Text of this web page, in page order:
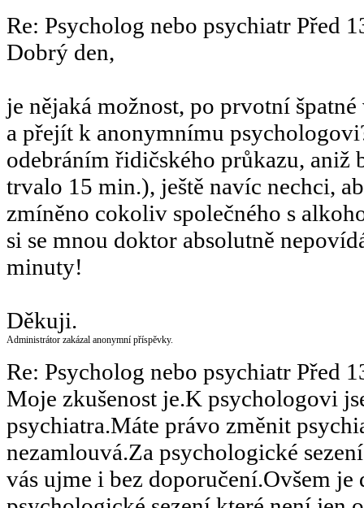
Re: Psycholog nebo psychiatr Před
Dobrý den,
je nějaká možnost, po prvotní
a přejít k anonymnímu
odebráním řidičského průkazu,
trvalo 15 min.), ještě navíc nechci,
zmíněno cokoliv společného s
si se mnou doktor absolutně
minuty!
Děkuji.
Administrátor zakázal anonymní příspěvky.
Re: Psycholog nebo psychiatr Před
Moje zkušenost je.K psychologovi
psychiatra.Máte právo změnit
nezamlouvá.Za psychologické
vás ujme i bez doporučení.Ovšem